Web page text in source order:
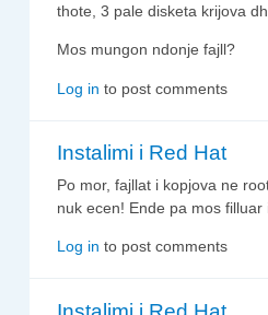
thote, 3 pale disketa krijova
Mos mungon ndonje fajll?
Log in to post comments
Instalimi i Red Hat
Po mor, fajllat i kopjova ne
nuk ecen! Ende pa mos
Log in to post comments